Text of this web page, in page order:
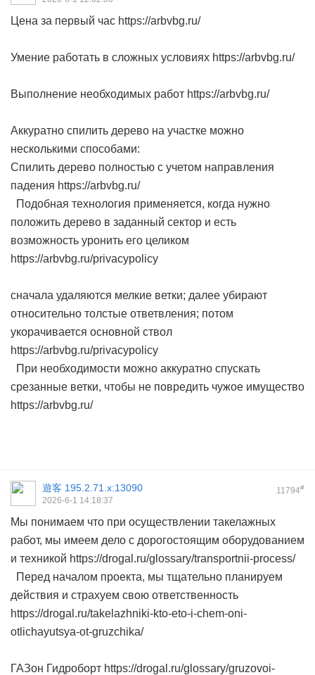
Цена за первый час https://arbvbg.ru/
Умение работать в сложных условиях https://arbvbg.ru/
Выполнение необходимых работ https://arbvbg.ru/
Аккуратно спилить дерево на участке можно
несколькими способами:
Спилить дерево полностью с учетом направления
падения https://arbvbg.ru/
Подобная технология применяется, когда нужно
положить дерево в заданный сектор и есть
возможность уронить его целиком
https://arbvbg.ru/privacypolicy
сначала удаляются мелкие ветки; далее убирают
относительно толстые ответвления; потом
укорачивается основной ствол
https://arbvbg.ru/privacypolicy
При необходимости можно аккуратно спускать
срезанные ветки, чтобы не повредить чужое имущество
https://arbvbg.ru/
11794#
遊客 195.2.71.x:13090
2026-6-1 14:18:37
Мы понимаем что при осуществлении такелажных
работ, мы имеем дело с дорогостоящим оборудованием
и техникой https://drogal.ru/glossary/transportnii-process/
Перед началом проекта, мы тщательно планируем
действия и страхуем свою ответственность
https://drogal.ru/takelazhniki-kto-eto-i-chem-oni-
otlichayutsya-ot-gruzchika/
ГАЗон Гидроборт https://drogal.ru/glossary/gruzovoi-